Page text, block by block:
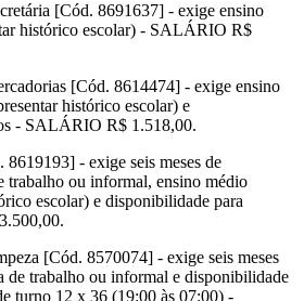
[Cód. 8691637] - exige ensino
histórico escolar) - SALÁRIO R$
[Cód. 8614474] - exige ensino
histórico escolar) e
- SALÁRIO R$ 1.518,00.
- exige seis meses de
trabalho ou informal, ensino médio
escolar) e disponibilidade para
[Cód. 8570074] - exige seis meses
de trabalho ou informal e disponibilidade
turno 12 x 36 (19:00 às 07:00) -